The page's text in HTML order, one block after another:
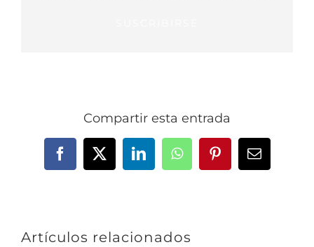
Compartir esta entrada
Facebook
X LinkedInWhatsAppPinterestCorreo
Artículos relacionados